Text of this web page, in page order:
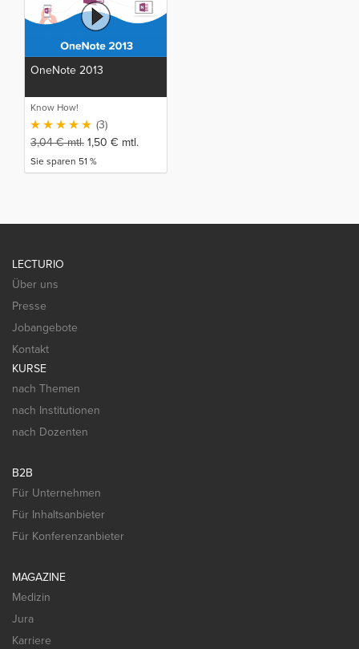
OneNote 2013
Know How!
(3)
3,04€mtl. 1,50 € mtl.
Sie sparen 51 %
LECTURIO
Über uns
Presse
Jobangebote
Kontakt
KURSE
nach Themen
nach Institutionen
nach Dozenten
B2B
Für Unternehmen
Für Inhaltsanbieter
Für Konferenzanbieter
MAGAZINE
Medizin
Jura
Karriere